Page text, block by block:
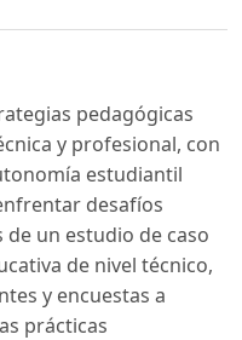
pedagógicas
y profesional, con
estudiantil
desafíos
de un estudio de caso
de nivel técnico,
y encuestas a
prácticas